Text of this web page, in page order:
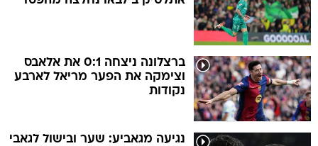
ברצלונה ניצחה 0:1 את אלאבס
וצימקה את הפער מריאל לארבע
נקודות
נגיעה מגאביע: שער ובישול לגאבי